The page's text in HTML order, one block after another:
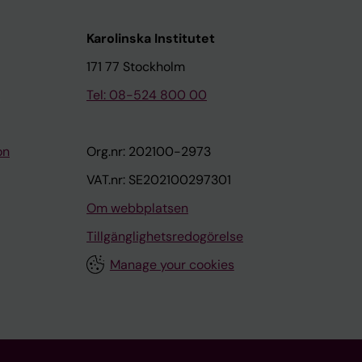
Karolinska Institutet
171 77 Stockholm
Tel: 08-524 800 00
Org.nr: 202100-2973
VAT.nr: SE202100297301
Om webbplatsen
Tillgänglighetsredogörelse
Manage your cookies